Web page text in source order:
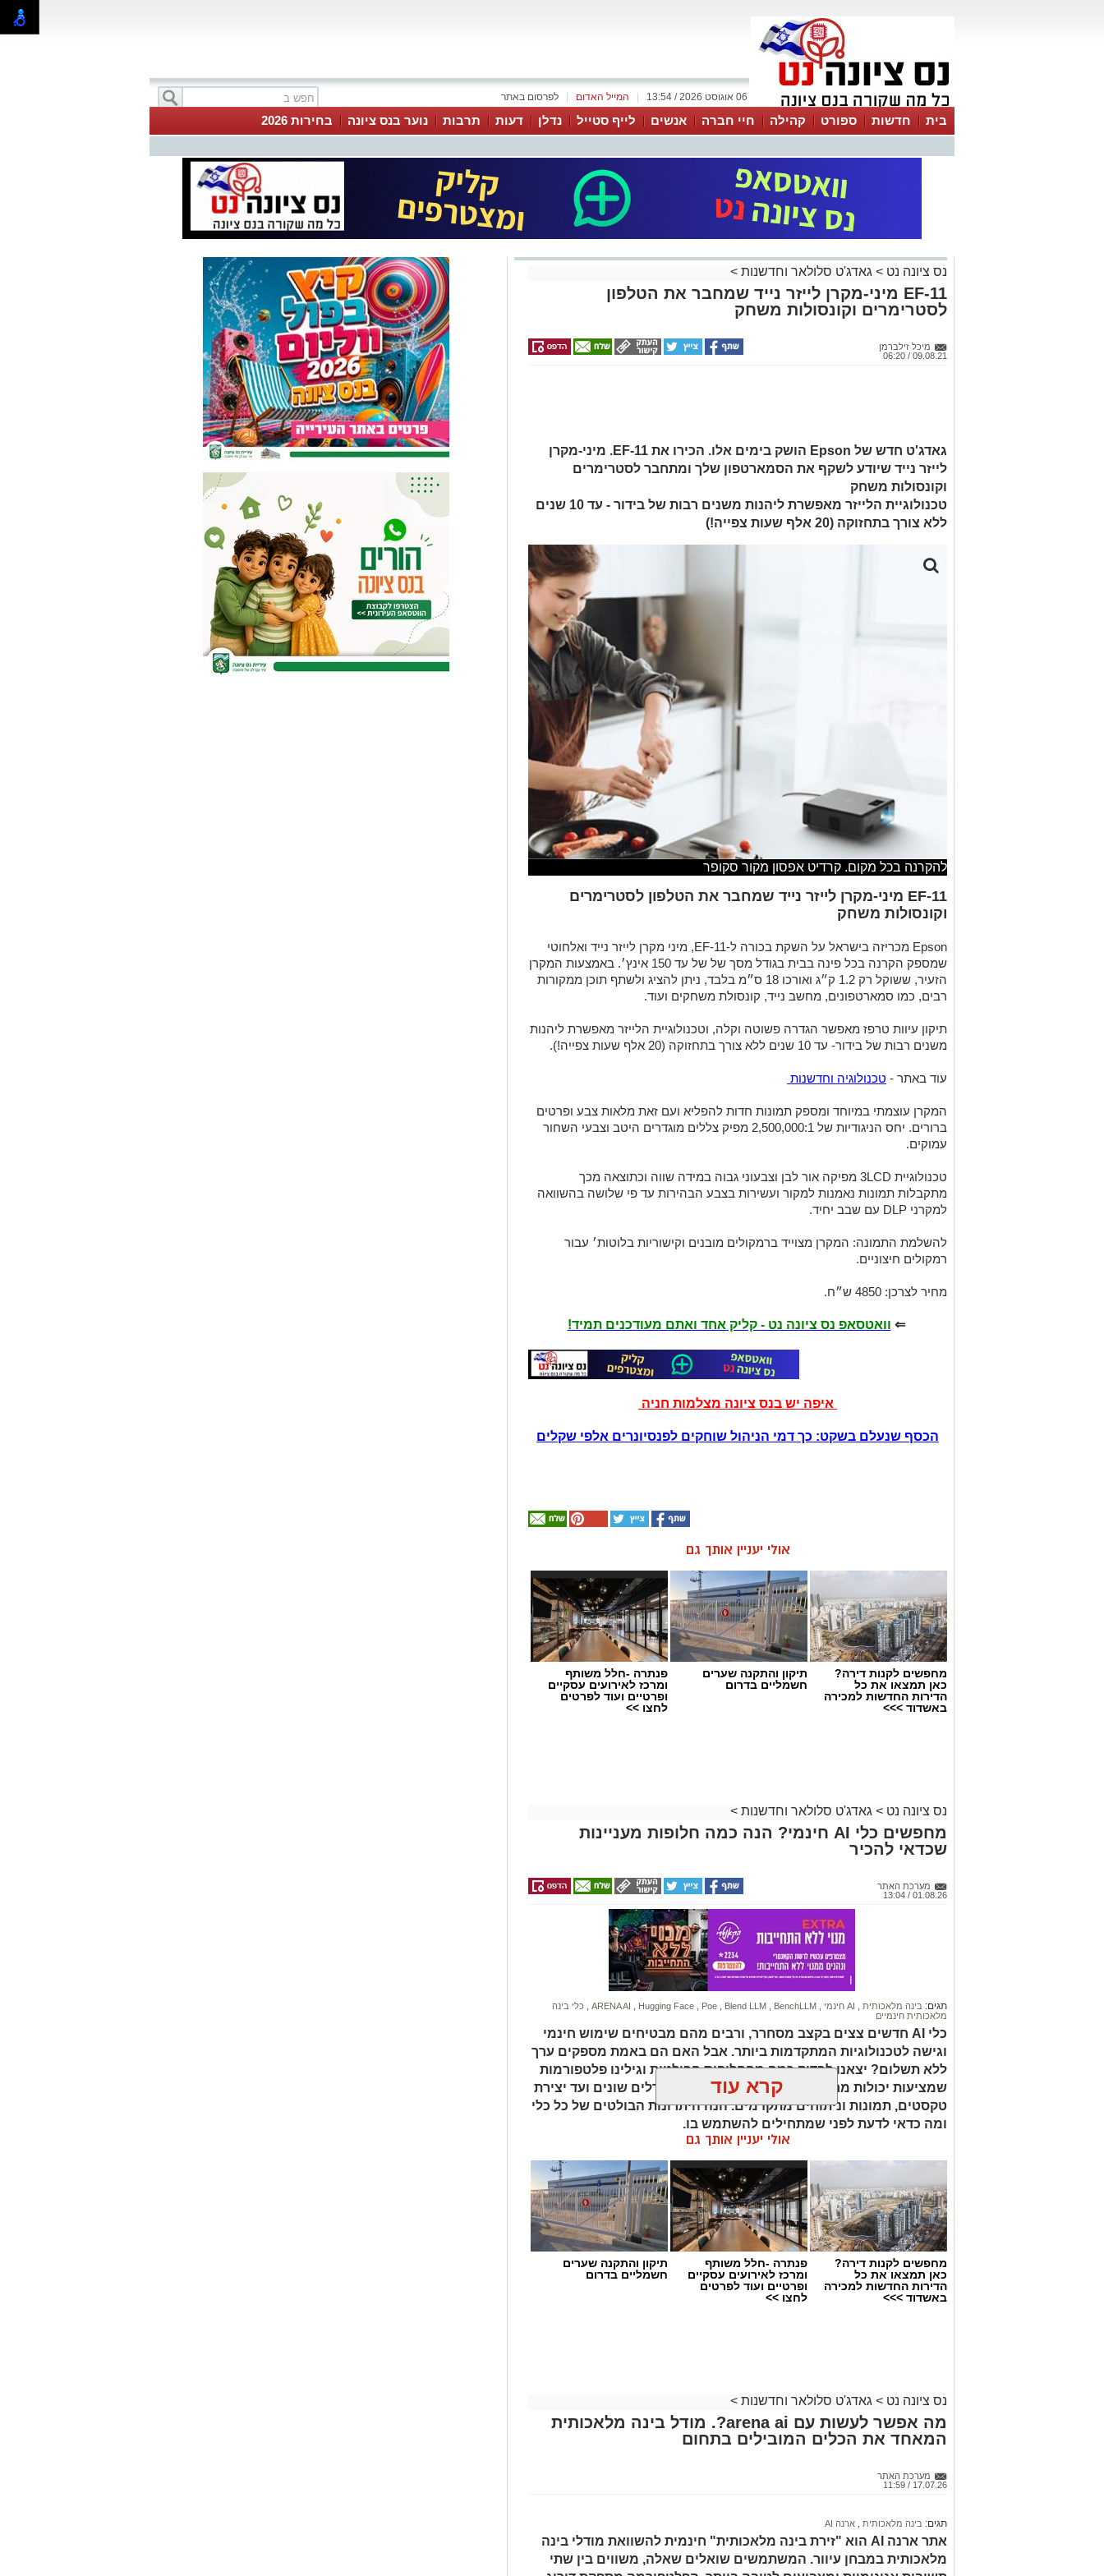
לפרסום באתר המייל האדום 06 אוגוסט 2026 / 13:54
בית חדשות ספורט קהילה חיי חברה אנשים לייף סטייל נדלן דעות תרבות נוער בנס ציונה בחירות 2026
נס ציונה נט > גאדג'ט סלולאר וחדשנות >
EF-11 מיני-מקרן לייזר נייד שמחבר את הטלפון
לסטרימרים וקונסולות משחק
מיכל זילברמן
09.08.21 / 06:20
גאדג'ט חדש של Epson הושק בימים אלו. הכירו את EF-11. מיני-מקרן
לייזר נייד שיודע לשקף את הסמארטפון שלך ומתחבר לסטרימרים
וקונסולות משחק
טכנולוגיית הלייזר מאפשרת ליהנות משנים רבות של בידור - עד 10 שנים
ללא צורך בתחזוקה (20 אלף שעות צפייה!)
להקרנה בכל מקום. קרדיט אפסון מקור סקופר
EF-11 מיני-מקרן לייזר נייד שמחבר את הטלפון לסטרימרים
וקונסולות משחק
Epson מכריזה בישראל על השקת בכורה ל-EF-11, מיני מקרן לייזר נייד ואלחוטי
שמספק הקרנה בכל פינה בבית בגודל מסך של של עד 150 אינץ׳. באמצעות המקרן
הזעיר, ששוקל רק 1.2 ק״ג ואורכו 18 ס״מ בלבד, ניתן להציג ולשתף תוכן ממקורות
רבים, כמו סמארטפונים, מחשב נייד, קונסולת משחקים ועוד.
תיקון עיוות טרפז מאפשר הגדרה פשוטה וקלה, וטכנולוגיית הלייזר מאפשרת ליהנות
משנים רבות של בידור- עד 10 שנים ללא צורך בתחזוקה (20 אלף שעות צפייה!).
עוד באתר - טכנולוגיה וחדשנות
המקרן עוצמתי במיוחד ומספק תמונות חדות להפליא ועם זאת מלאות צבע ופרטים
ברורים. יחס הניגודיות של 2,500,000:1 מפיק צללים מוגדרים היטב וצבעי השחור
עמוקים.
טכנולוגיית 3LCD מפיקה אור לבן וצבעוני גבוה במידה שווה וכתוצאה מכך
מתקבלות תמונות נאמנות למקור ועשירות בצבע הבהירות עד פי שלושה בהשוואה
למקרני DLP עם שבב יחיד.
להשלמת התמונה: המקרן מצוייד ברמקולים מובנים וקישוריות בלוטות׳ עבור
רמקולים חיצוניים.
מחיר לצרכן: 4850 ש״ח.
⇐ וואטסאפ נס ציונה נט - קליק אחד ואתם מעודכנים תמיד!
איפה יש בנס ציונה מצלמות חניה
הכסף שנעלם בשקט: כך דמי הניהול שוחקים לפנסיונרים אלפי שקלים
אולי יעניין אותך גם
מחפשים לקנות דירה?
כאן תמצאו את כל
הדירות החדשות למכירה
באשדוד >>>
תיקון והתקנה שערים
חשמליים בדרום
פנתרה -חלל משותף
ומרכז לאירועים עסקיים
ופרטיים ועוד לפרטים
לחצו >>
נס ציונה נט > גאדג'ט סלולאר וחדשנות >
מחפשים כלי AI חינמי? הנה כמה חלופות מעניינות
שכדאי להכיר
מערכת האתר
01.08.26 / 13:04
תגים: בינה מלאכותית AI חינמי ARENA AI Hugging Face Poe Blend LLM BenchLLM
כלי בינה
מלאכותית חינמיים
כלי AI חדשים צצים בקצב מסחרר, ורבים מהם מבטיחים שימוש חינמי
וגישה לטכנולוגיות המתקדמות ביותר. אבל האם הם באמת מספקים ערך
ללא תשלום? יצאנו לבדוק כמה מהחלופות הבולטות וגילינו פלטפורמות
שמציעות יכולות מרשימות – החל מהשוואה בין מודלים שונים ועד יצירת
טקסטים, תמונות וניתוחים מתקדמים. הנה היתרונות הבולטים של כל כלי
ומה כדאי לדעת לפני שמתחילים להשתמש בו.
כתבות בגובה העיניים ובשפה שכולם מבינים
את צ'אט GPT ואת ג'מיני כולם כבר מכירים. הפעם נסקור את החלופות לכלים
קרא עוד
אולי יעניין אותך גם
מחפשים לקנות דירה?
כאן תמצאו את כל
הדירות החדשות למכירה
באשדוד >>>
פנתרה -חלל משותף
ומרכז לאירועים עסקיים
ופרטיים ועוד לפרטים
לחצו >>
תיקון והתקנה שערים
חשמליים בדרום
נס ציונה נט > גאדג'ט סלולאר וחדשנות >
מה אפשר לעשות עם arena ai?. מודל בינה מלאכותית
המאחד את הכלים המובילים בתחום
מערכת האתר
17.07.26 / 11:59